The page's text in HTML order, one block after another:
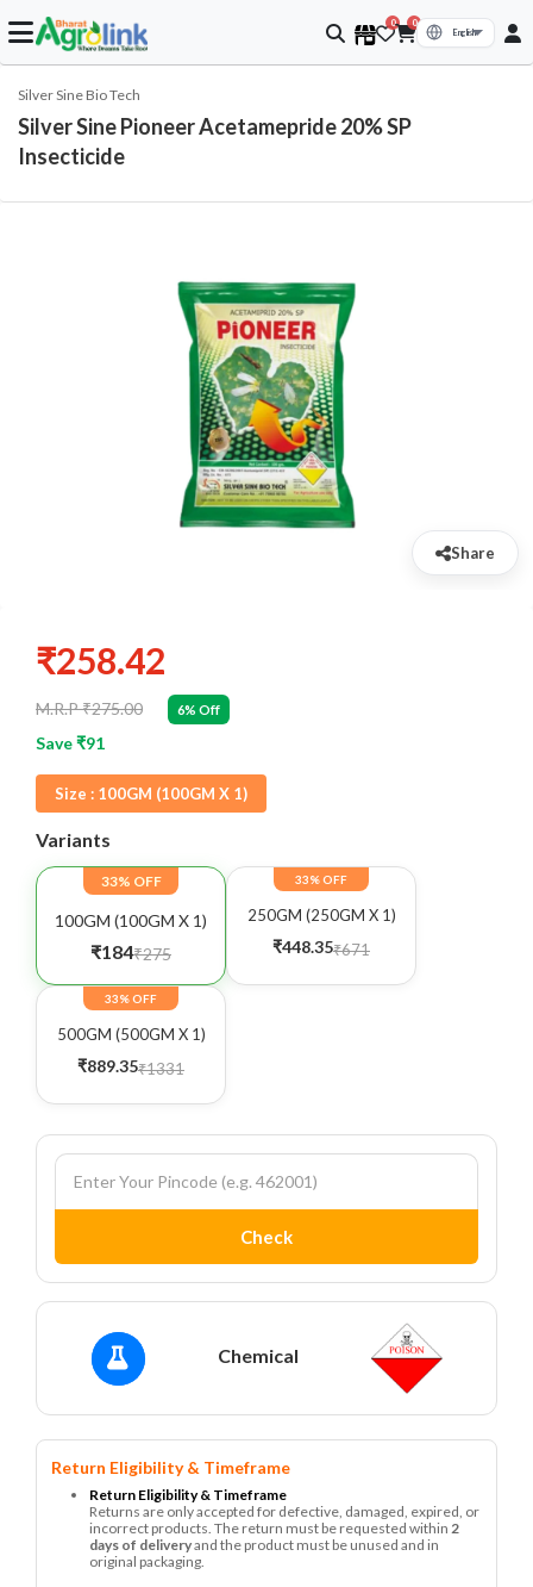
0 0
Silver Sine Bio Tech
Silver Sine Pioneer Acetamepride 20% SP
Insecticide
Share
₹258.42
M.R.P ₹275.00 6% Off
Save ₹91
Size : 100GM (100GM X 1)
Variants
33% OFF
100GM (100GM X 1)
₹184₹275
33% OFF
250GM (250GM X 1)
₹448.35₹671
33% OFF
500GM (500GM X 1)
₹889.35₹1331
Check
Chemical
Return Eligibility & Timeframe
Return Eligibility & Timeframe
Returns are only accepted for defective, damaged, expired, or
incorrect products. The return must be requested within 2
days of deliveryand the product must be unused and in
original packaging.